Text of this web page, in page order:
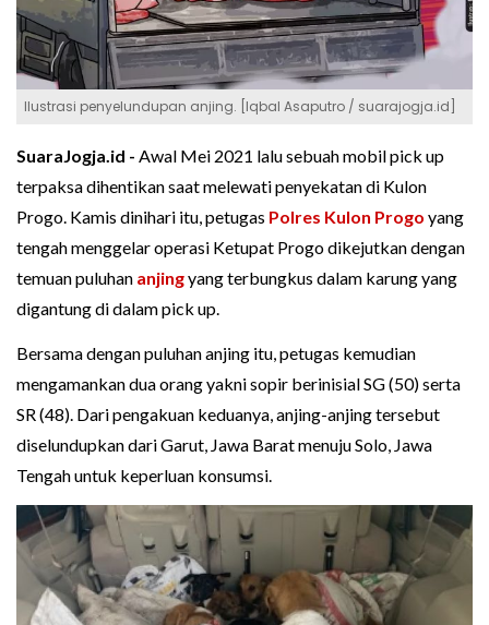
Ilustrasi penyelundupan anjing. [Iqbal Asaputro / suarajogja.id]
SuaraJogja.id - Awal Mei 2021 lalu sebuah mobil pick up
terpaksa dihentikan saat melewati penyekatan di Kulon
Progo. Kamis dinihari itu, petugas Polres Kulon Progo yang
tengah menggelar operasi Ketupat Progo dikejutkan dengan
temuan puluhan anjingyang terbungkus dalam karung yang
digantung di dalam pick up.
Bersama dengan puluhan anjing itu, petugas kemudian
mengamankan dua orang yakni sopir berinisial SG (50) serta
SR (48). Dari pengakuan keduanya, anjing-anjing tersebut
diselundupkan dari Garut, Jawa Barat menuju Solo, Jawa
Tengah untuk keperluan konsumsi.